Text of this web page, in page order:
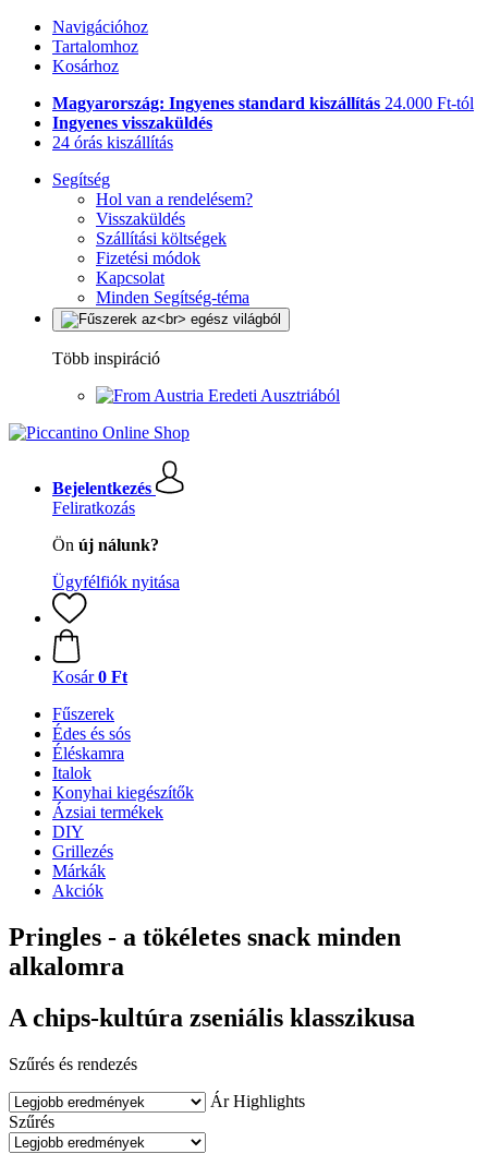
Navigációhoz
Tartalomhoz
Kosárhoz
Magyarország: Ingyenes standard kiszállítás 24.000 Ft-tól
Ingyenes visszaküldés
24 órás kiszállítás
Segítség
Hol van a rendelésem?
Visszaküldés
Szállítási költségek
Fizetési módok
Kapcsolat
Minden Segítség-téma
Több inspiráció
Eredeti Ausztriából
Bejelentkezés
Feliratkozás
Ön új nálunk?
Ügyfélfiók nyitása
Kosár 0 Ft
Fűszerek
Édes és sós
Éléskamra
Italok
Konyhai kiegészítők
Ázsiai termékek
DIY
Grillezés
Márkák
Akciók
Pringles - a tökéletes snack minden
alkalomra
A chips-kultúra zseniális klasszikusa
Szűrés és rendezés
Ár Highlights
Szűrés